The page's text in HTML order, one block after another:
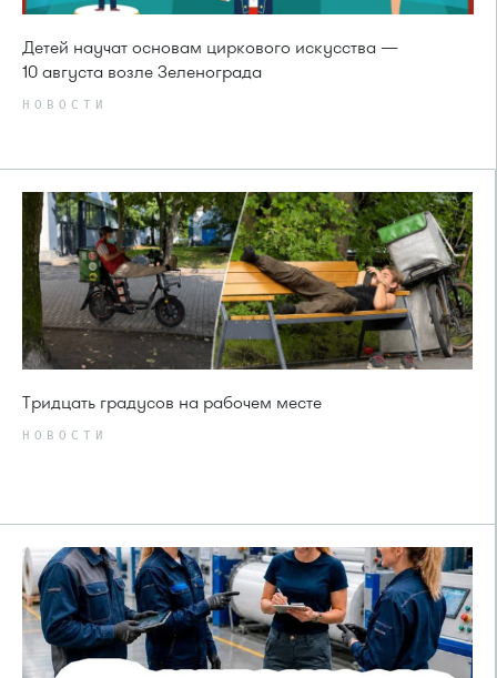
Детей научат основам циркового искусства —
10 августа возле Зеленограда
НОВОСТИ
Тридцать градусов на рабочем месте
НОВОСТИ